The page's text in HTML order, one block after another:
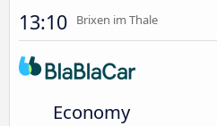
13:10 Brixen im Thale
Economy